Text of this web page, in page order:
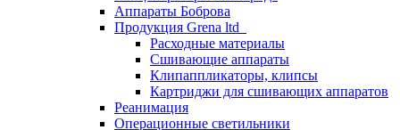
Аппараты Боброва
Продукция Grena ltd
Расходные материалы
Сшивающие аппараты
Клипаппликаторы, клипсы
Картриджи для сшивающих аппаратов
Реанимация
Операционные светильники